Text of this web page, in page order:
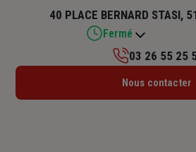
40 PLACE BERNARD STASI,
Fermé
Lundi : Fermé
03 26 55 25
Nous contacter